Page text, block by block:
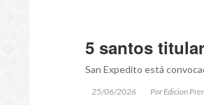
5 santos
San Expedito está
25/06/2026 Por Edicion